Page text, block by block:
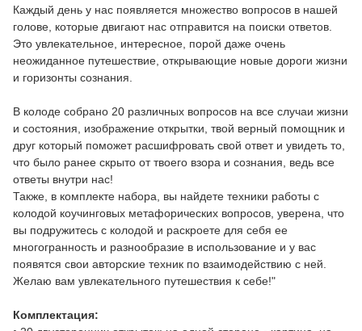
Каждый день у нас появляется множество вопросов в нашей
голове, которые двигают нас отправится на поиски ответов.
Это увлекательное, интересное, порой даже очень
неожиданное путешествие, открывающие новые дороги жизни
и горизонты сознания.
В колоде собрано 20 различных вопросов на все случаи жизни
и состояния, изображение открытки, твой верный помощник и
друг который поможет расшифровать свой ответ и увидеть то,
что было ранее скрыто от твоего взора и сознания, ведь все
ответы внутри нас!
Также, в комплекте набора, вы найдете техники работы с
колодой коучинговых метафорических вопросов, уверена, что
вы подружитесь с колодой и раскроете для себя ее
многогранность и разнообразие в использование и у вас
появятся свои авторские техник по взаимодействию с ней.
Желаю вам увлекательного путешествия к себе!"
Комплектация: